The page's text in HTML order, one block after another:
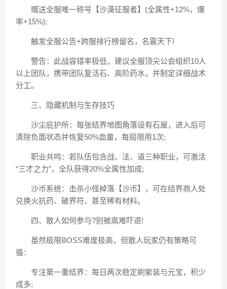
赠送全服唯一称号【沙漠征服者】(全属性+12%，爆
率+15%);
触发全服公告+跨服排行榜留名，名震天下!
警告：此战容错率极低，建议全服顶尖公会组织10人
以上团队，携带团队复活石、高阶药水，并制定详细战术
分工。
三、隐藏机制与生存技巧
沙尘庇护所：每张结界地图角落设有石屋，进入后可
清除负面状态并恢复50%血量，每局限用1次;
职业共鸣：若队伍包含战、法、道三种职业，可激活
“三才之力”，全队获得20%全属性加成;
沙币系统：击杀小怪掉落【沙币】，可在结界商人处
兑换火抗药、破界符、甚至稀有材料。
四、散人如何参与?别被高难吓退!
虽然极限BOSS难度极高，但散人玩家仍有策略可
循：
专注第一重结界：每日两次稳定刷紫装与元宝，积少
成多;